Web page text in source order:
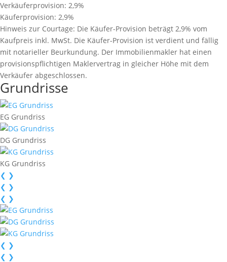
Verkäuferprovision: 2,9%
Käuferprovision: 2,9%
Hinweis zur Courtage: Die Käufer-Provision beträgt 2,9% vom
Kaufpreis inkl. MwSt. Die Käufer-Provision ist verdient und fällig
mit notarieller Beurkundung. Der Immobilienmakler hat einen
provisionspﬂichtigen Maklervertrag in gleicher Höhe mit dem
Verkäufer abgeschlossen.
Grundrisse
EG Grundriss
DG Grundriss
KG Grundriss
❮ ❯
❮ ❯
❮ ❯
❮ ❯
❮ ❯